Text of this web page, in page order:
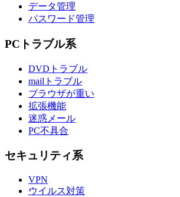
データ管理
パスワード管理
PCトラブル系
DVDトラブル
mailトラブル
ブラウザが重い
拡張機能
迷惑メール
PC不具合
セキュリティ系
VPN
ウイルス対策